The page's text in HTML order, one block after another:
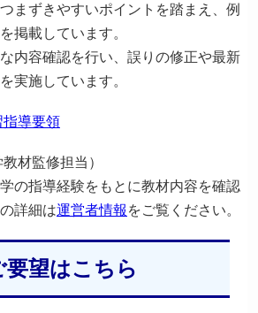
まずきやすいポイントを踏まえ、例
掲載しています。
内容確認を行い、誤りの修正や最新
実施しています。
指導要領
材監修担当）
の指導経験をもとに教材内容を確認
詳細は運営者情報 をご覧ください。
要望はこちら